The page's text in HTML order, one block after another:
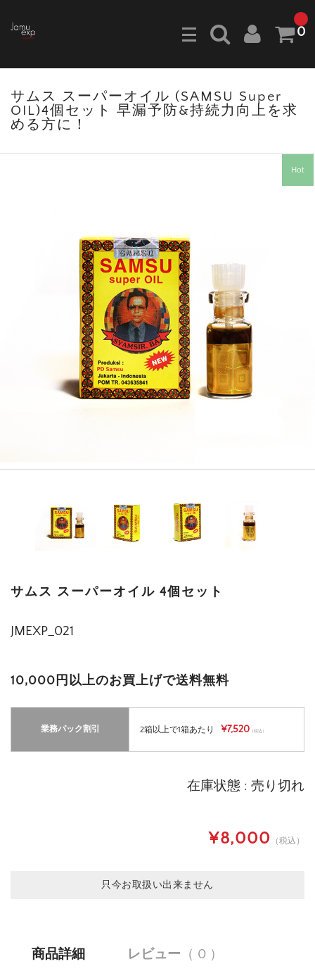
0
サムス スーパーオイル (SAMSU Super
OIL)4個セット 早漏予防&持続力向上を求
める方に！
Hot
サムス スーパーオイル 4個セット
JMEXP_021
10,000円以上のお買上げで送料無料
業務パック割引 2箱以上で1箱あたり ¥7,520（税込）
在庫状態 : 売り切れ
¥8,000 （税込）
只今お取扱い出来ません
商品詳細 レビュー （ 0 ）